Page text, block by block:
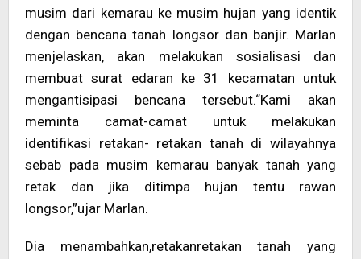
musim dari kemarau ke musim hujan yang identik
dengan bencana tanah longsor dan banjir. Marlan
menjelaskan, akan melakukan sosialisasi dan
membuat surat edaran ke 31 kecamatan untuk
mengantisipasi bencana tersebut.“Kami akan
meminta camat-camat untuk melakukan
identifikasi retakan- retakan tanah di wilayahnya
sebab pada musim kemarau banyak tanah yang
retak dan jika ditimpa hujan tentu rawan
longsor,”ujar Marlan.
Dia menambahkan,retakanretakan tanah yang